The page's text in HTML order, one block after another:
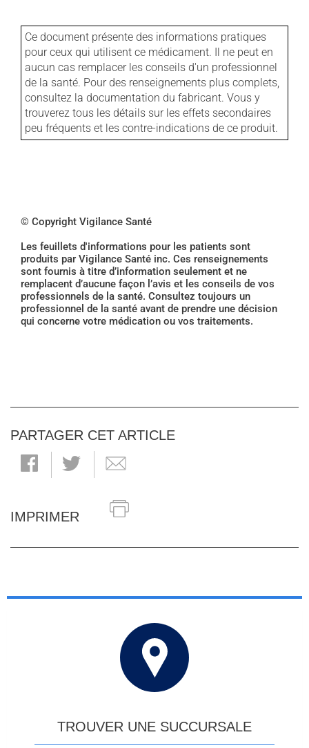
Ce document présente des informations pratiques
pour ceux qui utilisent ce médicament. Il ne peut en
aucun cas remplacer les conseils d'un professionnel
de la santé. Pour des renseignements plus complets,
consultez la documentation du fabricant. Vous y
trouverez tous les détails sur les effets secondaires
peu fréquents et les contre-indications de ce produit.
© Copyright Vigilance Santé
Les feuillets d'informations pour les patients sont
produits par Vigilance Santé inc. Ces renseignements
sont fournis à titre d’information seulement et ne
remplacent d’aucune façon l’avis et les conseils de vos
professionnels de la santé. Consultez toujours un
professionnel de la santé avant de prendre une décision
qui concerne votre médication ou vos traitements.
PARTAGER CET ARTICLE
IMPRIMER
TROUVER UNE SUCCURSALE